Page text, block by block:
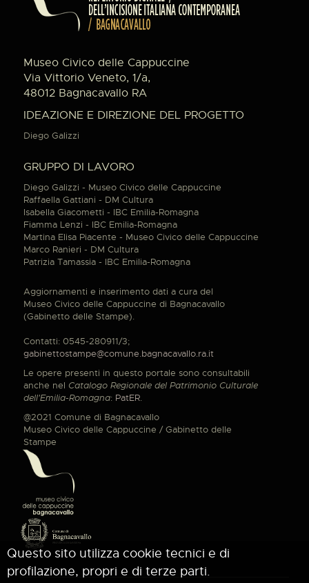
Museo Civico delle Cappuccine
Via Vittorio Veneto, 1/a,
48012 Bagnacavallo RA
IDEAZIONE E DIREZIONE DEL PROGETTO
Diego Galizzi
GRUPPO DI LAVORO
Diego Galizzi - Museo Civico delle Cappuccine
Raffaella Gattiani - DM Cultura
Isabella Giacometti - IBC Emilia-Romagna
Fiamma Lenzi - IBC Emilia-Romagna
Martina Elisa Piacente - Museo Civico delle Cappuccine
Marco Ranieri - DM Cultura
Patrizia Tamassia - IBC Emilia-Romagna
Aggiornamenti e inserimento dati a cura del
Museo Civico delle Cappuccine di Bagnacavallo
(Gabinetto delle Stampe).
Contatti: 0545-280911/3;
gabinettostampe@comune.bagnacavallo.ra.it
Le opere presenti in questo portale sono consultabili
anche nel Catalogo Regionale del Patrimonio Culturale
dell'Emilia-Romagna: PatER.
@2021 Comune di Bagnacavallo
Museo Civico delle Cappuccine / Gabinetto delle
Stampe
Questo sito utilizza cookie tecnici e di
profilazione, propri e di terze parti.